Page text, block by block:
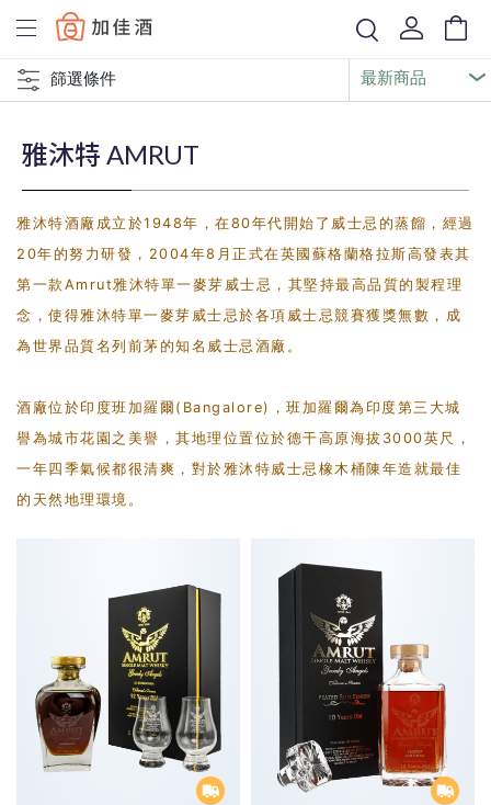
Baccus
篩選條件
雅沐特 AMRUT
雅沐特酒廠成立於1948年，在80年代開始了威士忌的蒸餾，經過
20年的努力研發，2004年8月正式在英國蘇格蘭格拉斯高發表其
第一款Amrut雅沐特單一麥芽威士忌，其堅持最高品質的製程理
念，使得雅沐特單一麥芽威士忌於各項威士忌競賽獲獎無數，成
為世界品質名列前茅的知名威士忌酒廠。
酒廠位於印度班加羅爾(Bangalore)，班加羅爾為印度第三大城
譽為城市花園之美譽，其地理位置位於德干高原海拔3000英尺，
一年四季氣候都很清爽，對於雅沐特威士忌橡木桶陳年造就最佳
的天然地理環境。